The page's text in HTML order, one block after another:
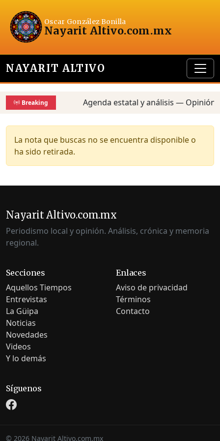
Oscar González Bonilla
Nayarit Altivo.com.mx
NAYARIT ALTIVO
Breaking Agenda estatal y análisis —
La nota que buscas no se encuentra disponible o
ha sido retirada.
Nayarit Altivo.com.mx
Periodismo local y opinión. Análisis, crónica y memoria
regional.
Secciones
Aquellos Tiempos
Entrevistas
La Güipa
Noticias
Novedades
Videos
Y lo demás
Enlaces
Aviso de privacidad
Términos
Contacto
Síguenos
© 2026 Nayarit Altivo.com.mx